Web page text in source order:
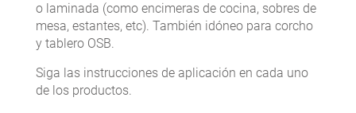
o laminada (como encimeras de cocina, sobres de
mesa, estantes, etc). También idóneo para corcho
y tablero OSB.
Siga las instrucciones de aplicación en cada uno
de los productos.